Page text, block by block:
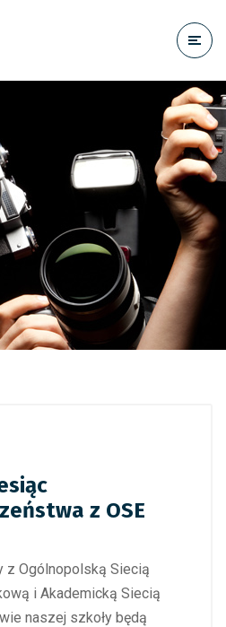
z OSE
z Ogólnopolską Siecią
i Akademicką Siecią
naszej szkoły będą